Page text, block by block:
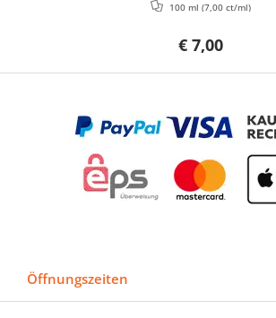
€ 7,00
100 ml (7,00 ct/ml)
Öffnungszeiten